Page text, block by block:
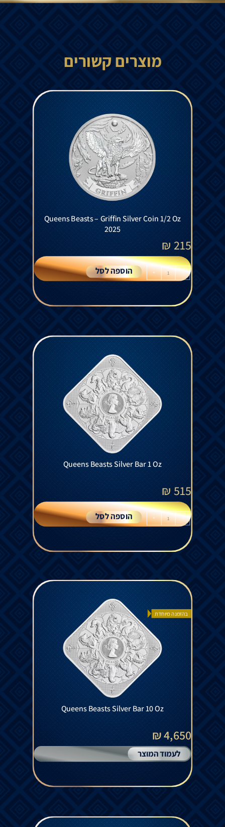
מוצרים קשורים
Queens Beasts – Griffin Silver Coin 1/2 Oz
2025
215
₪
-
+ הוספה לסל
Queens Beasts Silver Bar 1 Oz
515
₪
-
+ הוספה לסל
בהזמנה מיוחדת
Queens Beasts Silver Bar 10 Oz
4,650 ₪
לעמוד המוצר